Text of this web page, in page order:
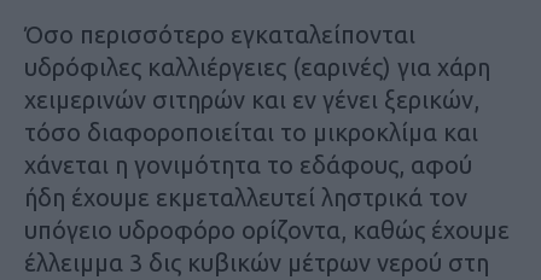
Όσο περισσότερο εγκαταλείπονται
υδρόφιλες καλλιέργειες (εαρινές) για χάρη
χειμερινών σιτηρών και εν γένει ξερικών,
τόσο διαφοροποιείται το μικροκλίμα και
χάνεται η γονιμότητα το εδάφους, αφού
ήδη έχουμε εκμεταλλευτεί ληστρικά τον
υπόγειο υδροφόρο ορίζοντα, καθώς έχουμε
έλλειμμα 3 δις κυβικών μέτρων νερού στη